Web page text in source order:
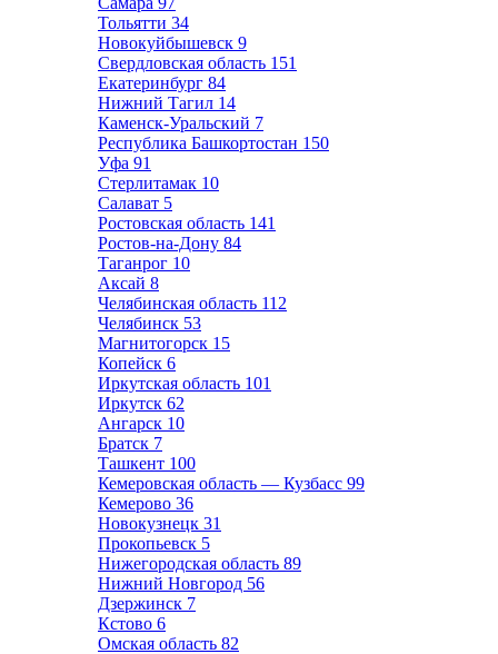
Тольятти 34
Новокуйбышевск 9
Свердловская область 151
Екатеринбург 84
Нижний Тагил 14
Каменск-Уральский 7
Республика Башкортостан 150
Уфа 91
Стерлитамак 10
Салават 5
Ростовская область 141
Ростов-на-Дону 84
Таганрог 10
Аксай 8
Челябинская область 112
Челябинск 53
Магнитогорск 15
Копейск 6
Иркутская область 101
Иркутск 62
Ангарск 10
Братск 7
Ташкент 100
Кемеровская область — Кузбасс 99
Кемерово 36
Новокузнецк 31
Прокопьевск 5
Нижегородская область 89
Нижний Новгород 56
Дзержинск 7
Кстово 6
Омская область 82